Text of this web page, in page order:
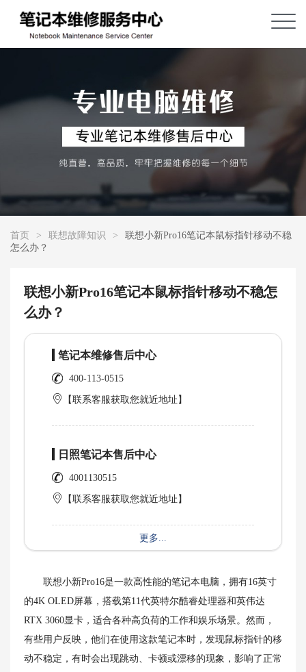
首页 > 联想故障知识 >
联想小新Pro16笔记本鼠标指针移动不稳
怎么办？
联想小新Pro16笔记本鼠标指针移动不稳怎
么办？
笔记本维修售后中心
400-113-0515
【联系客服获取您就近地址】
日照笔记本售后中心
4001130515
【联系客服获取您就近地址】
更多...
联想小新Pro16是一款高性能的笔记本电脑，拥有16英寸
的4K OLED屏幕，搭载第11代英特尔酷睿处理器和英伟达
RTX 3060显卡，适合各种高负荷的工作和娱乐场景。然而，
有些用户反映，他们在使用这款笔记本时，发现鼠标指针的移
动不稳定，有时会出现跳动、卡顿或漂移的现象，影响了正常